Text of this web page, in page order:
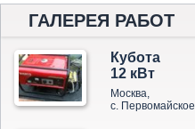
ГАЛЕРЕЯ РАБОТ
Кубота
12 кВт
Москва,
с. Первомайское